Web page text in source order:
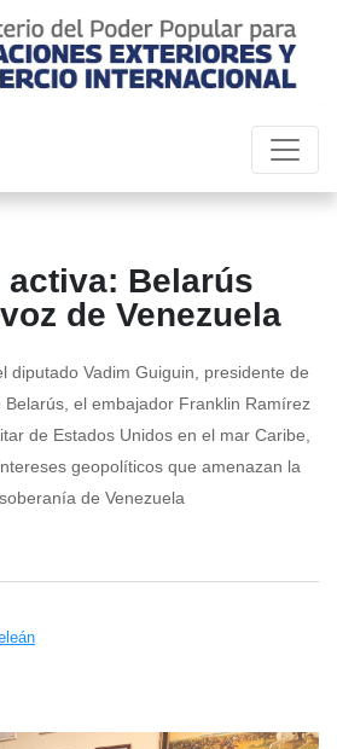
Belarús
de Venezuela
diputado Vadim Guiguin, presidente de
Belarús, el embajador Franklin Ramírez
de Estados Unidos en el mar Caribe,
geopolíticos que amenazan la
de Venezuela